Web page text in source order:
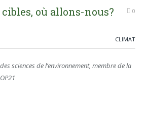
où allons-nous? 0
CLIMAT
sciences de l’environnement, membre de la